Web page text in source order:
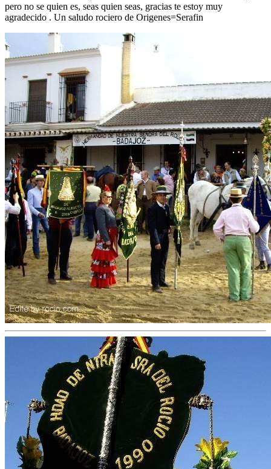
pero no se quien es, seas quien seas, gracias te estoy muy
agradecido . Un saludo rociero de Origenes=Serafin